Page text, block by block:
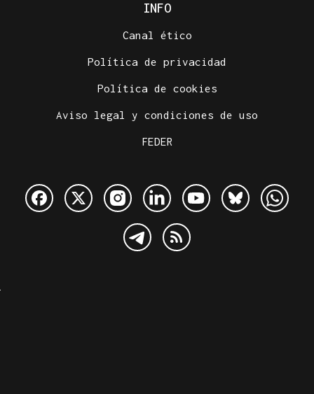
INFO
Canal ético
Política de privacidad
Política de cookies
Aviso legal y condiciones de uso
FEDER